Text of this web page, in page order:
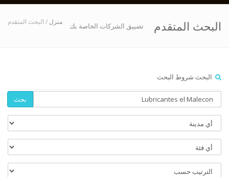
البحث المتقدم تضييق الشركات الخاصة بك منزل / البحث المتقدم
البحث شروط البحث
بحث